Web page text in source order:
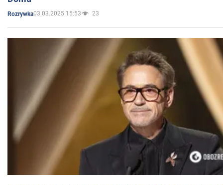
Rozrywka03.03.2025 15:53 23